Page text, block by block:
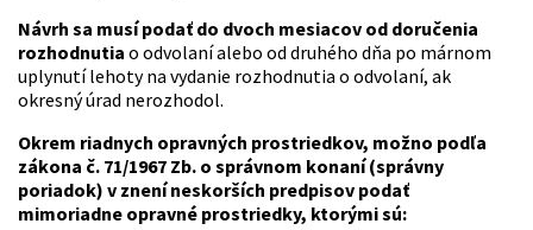
Návrh sa musí podať do dvoch mesiacov od doručenia
rozhodnutia o odvolaní alebo od druhého dňa po márnom
uplynutí lehoty na vydanie rozhodnutia o odvolaní, ak
okresný úrad nerozhodol.
Okrem riadnych opravných prostriedkov, možno podľa
zákona č. 71/1967 Zb. o správnom konaní (správny
poriadok) v znení neskorších predpisov podať
mimoriadne opravné prostriedky, ktorými sú: